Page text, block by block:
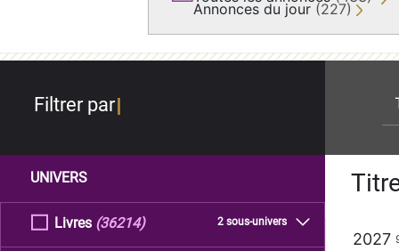
Annonces du jour (227)
Filtrer par
UNIVERS
Livres 2 sous-univers
(36214)
2027